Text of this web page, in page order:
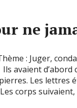
ne
: Juger,
avaient d’abord
Les lettres
corps